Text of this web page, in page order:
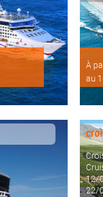
À
au
12/
22/